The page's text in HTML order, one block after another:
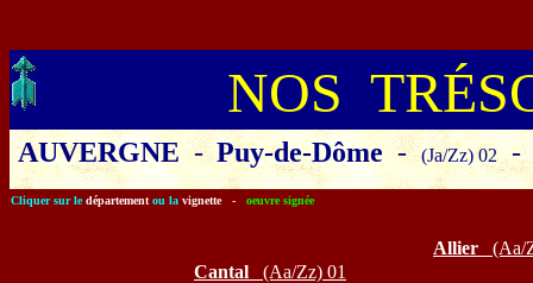
NOS
AUVERGNE - Puy-de-Dôme - (Ja/Zz) 02 -
Cliquer sur ledépartement ou la vignette - oeuvre signée
Allier (Aa/
Cantal
(Aa/Zz) 01